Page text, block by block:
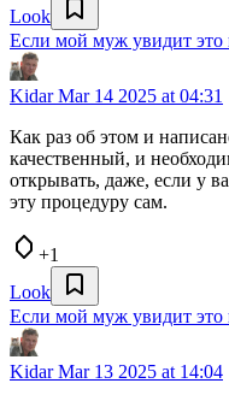
Look
Если мой муж увидит это
KidarMar 14 2025 at 04:31
Как раз об этом и
качественный, и
открывать, даже, если у
эту процедуру сам.
+1
Look
Если мой муж увидит это
KidarMar 13 2025 at 14:04